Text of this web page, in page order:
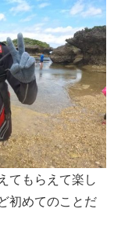
てもらえて楽し
初めてのことだ